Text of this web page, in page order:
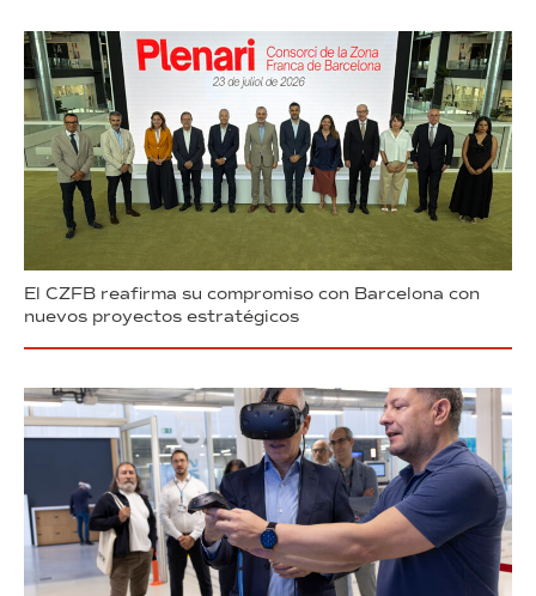
El CZFB reafirma su compromiso con Barcelona con
nuevos proyectos estratégicos